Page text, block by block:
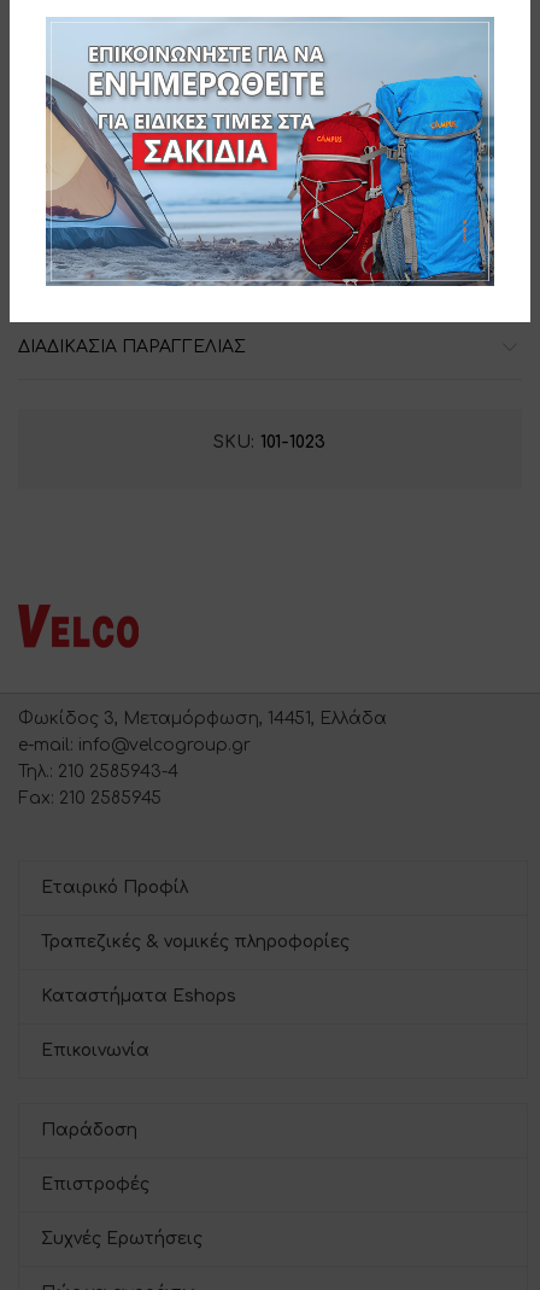
DESCRIPTION
CAMPUS ΣΕT ΦΑΓΗΤΟΥ (ΜΑΧΑΙΡΙ-ΠΙΡΟΥΝΙ-ΚΟΥΤΑΛΙ)
ΑΝΑΔΙΠΛΟΥΜΕΝΟ MΕ ΘΗΚΗ-ΜΕ ΑΝΟΙΧΤΗΡΙΑ-
ΚΛΕΙΣΤΟ:11,2cm-WEIGHT:200gr-
Barcode: 5203464021023
ADDITIONAL INFORMATION
ΔΙΑΔΙΚΑΣΙΑ ΠΑΡΑΓΓΕΛΙΑΣ
SKU: 101-1023
Φωκίδος 3, Μεταμόρφωση, 14451, Ελλάδα
e-mail: info@velcogroup.gr
Τηλ.: 210 2585943-4
Fax: 210 2585945
Εταιρικό Προφίλ
Τραπεζικές & νομικές πληροφορίες
Καταστήματα Eshops
Επικοινωνία
Παράδοση
Επιστροφές
Συχνές Ερωτήσεις